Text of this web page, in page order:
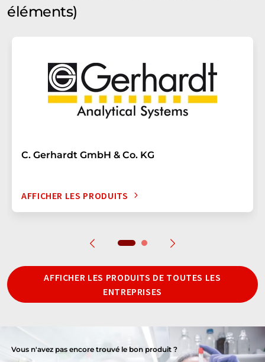
éléments)
C. Gerhardt GmbH & Co. KG
AFFICHER LES PRODUITS
AFFICHER LES PRODUITS DE TOUTES LES
ENTREPRISES
Vous n'avez pas encore trouvé le bon produit ?